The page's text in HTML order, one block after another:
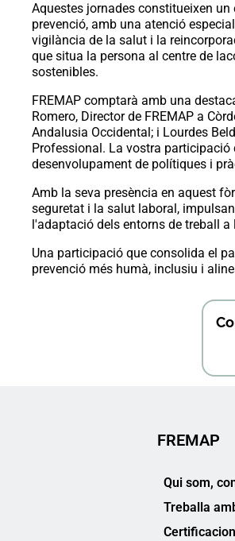
Aquestes jornades constitueixen
prevenció, amb una atenció
vigilància de la salut i la
que situa la persona al centre de
sostenibles.
FREMAP comptarà amb una
Romero, Director de FREMAP a
Andalusia Occidental; i Lourdes
Professional. La vostra participació
desenvolupament de polítiques i
Amb la seva presència en aquest
seguretat i la salut laboral,
l'adaptació dels entorns de treball
Una participació que consolida el
prevenció més humà, inclusiu i
FREMAP
Qui som,
Treballa